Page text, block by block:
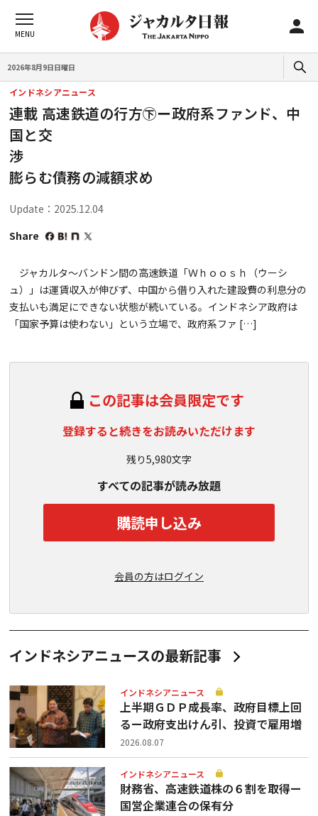
2026年8月9日日曜日
インドネシアニュース
連載 高速鉄道の行方㊦ー政府系ファンド、中
国と交
膨らむ債務の減額求め
Update：2025.12.04
Share
ジャカルタ～バンドン間の高速鉄道「Ｗｈｏｏｓｈ（ウーシ
ュ）」は運賃収入が伸びず、中国から借り入れた建設費の利息分の
支払いも満足にできない状態が続いている。インドネシア政府は
「国家予算は使わない」という立場で、政府系ファ […]
この記事は会員限定です
登録すると続きをお読みいただけます
残り5,980文字
すべての記事が読み放題
購読申し込み
会員の方はログイン
インドネシアニュースの最新記事
インドネシアニュース
上半期ＧＤＰ成長率、政府目標上回
るー政府支出けん引、投資で雇用増
2026.08.07
インドネシアニュース
財務省、高速鉄道株の６割を取得ー
国営企業連合の保有分